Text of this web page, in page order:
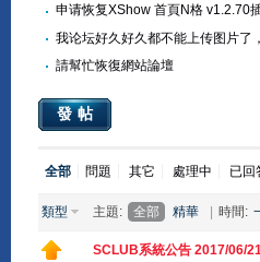
申请恢复XShow 首頁N格 v1.2.70
我论坛好久好久都不能上传图片了
請幫忙恢復網站論壇
發帖
全部 問題 其它 處理中 已回
類型 主題: 全部 精華 時間:
SCLUB系統公告 2017/06/